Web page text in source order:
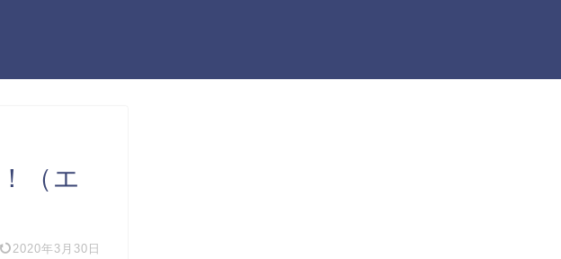
（エ
2020年3月30日